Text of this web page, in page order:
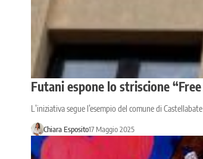
Futani espone lo striscione
L’iniziativa segue l’esempio del comune di
Chiara Esposito17 Maggio 2025